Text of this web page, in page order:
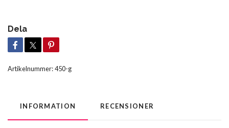
Dela
Artikelnummer:450-g
INFORMATION RECENSIONER